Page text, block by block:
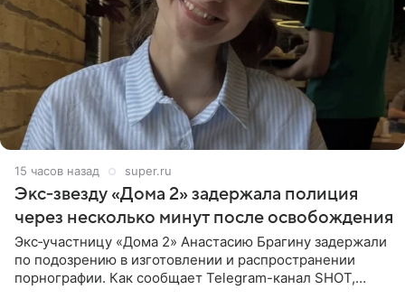
15 часов назад super.ru
Экс‑звезду «Дома 2» задержала полиция
через несколько минут после освобождения
Экс‑участницу «Дома 2» Анастасию Брагину задержали
по подозрению в изготовлении и распространении
порнографии. Как сообщает Telegram-канал SHOT,